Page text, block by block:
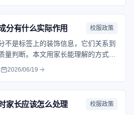
分有什么实际作用 校服政策
不是标签上的装饰信息，它们关系到
量判断。本文用家长能理解的方式说
快速完成基础核对。帮助家长按流程
2026/06/19
家长应该怎么处理 校服政策